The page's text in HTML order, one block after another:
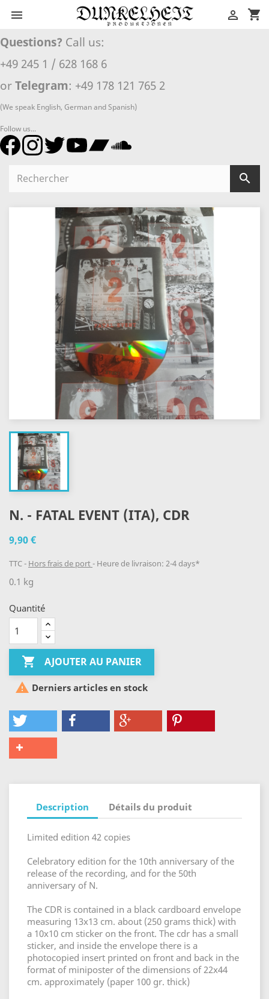
 shopping_cart

Questions? Call us:
+49 245 1 / 628 168 6
or Telegram: +49 178 121 765 2
(We speak English, German and Spanish)
Follow us...

N. - FATAL EVENT (ITA), CDR
9,90 €
TTC Hors frais de port Heure de livraison: 2-4 days*
0.1 kg
Quantité
 AJOUTER AU PANIER
 Derniers articles en stock
Description Détails du produit
Limited edition 42 copies
Celebratory edition for the 10th anniversary of the
release of the recording, and for the 50th
anniversary of N.
The CDR is contained in a black cardboard envelope
measuring 13x13 cm. about (250 grams thick) with
a 10x10 cm sticker on the front. The cdr has a small
sticker, and inside the envelope there is a
photocopied insert printed on front and back in the
format of miniposter of the dimensions of 22x44
cm. approximately (paper 100 gr. thick)